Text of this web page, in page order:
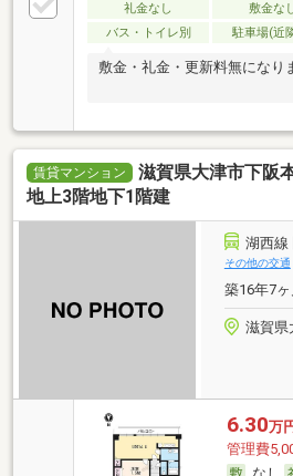
礼金なし 敷金な
バス・トイレ別
駐車場(近
敷金・礼金・更新料無になり
賃貸マンション
滋賀県大津市下阪
地上3階地下1階建
湖西線
その他の交通
築16年7
滋賀県
6.30万
管理費